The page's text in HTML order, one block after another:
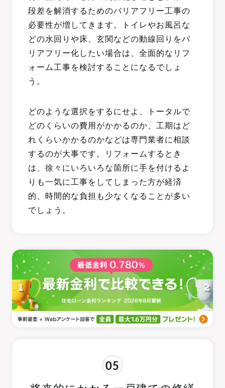
段差を解消するためのバリアフリー工事の
必要性が増してきます。トイレやお風呂な
どの水回りや床、玄関などの動線回りをバ
リアフリー化したい場合は、全面的なリフ
ォーム工事を検討することになるでしょ
う。
どのような選択をするにせよ、トータルで
どのくらいの費用がかかるのか、工期はど
れくらいかかるのかなどは専門業者に相談
するのが大事です。リフォームするとき
は、徐々にいろいろな箇所に手を付けるよ
りも一気に工事をしてしまった方が経済
的、時間的な負担も少なくなることが多い
でしょう。
05